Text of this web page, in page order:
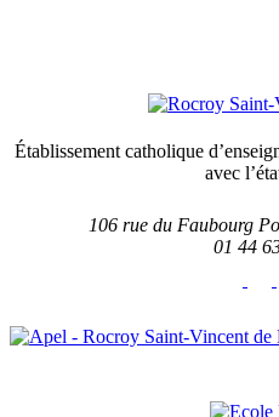
Établissement catholique
avec
106 rue du Faubourg
01 44